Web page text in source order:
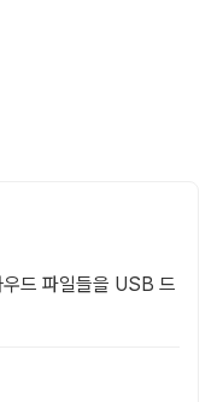
드 파일들을 USB 드